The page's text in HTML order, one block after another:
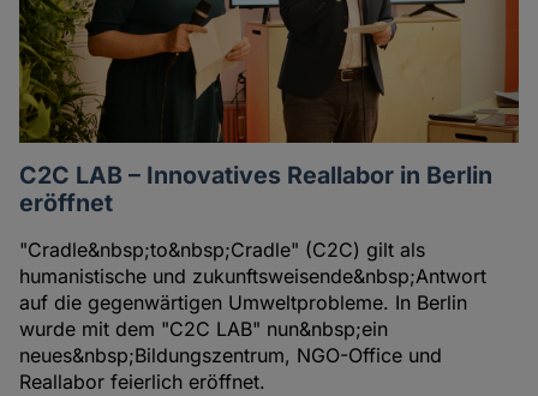
C2C LAB – Innovatives Reallabor in Berlin
eröffnet
"Cradle&nbsp;to&nbsp;Cradle" (C2C) gilt als
humanistische und zukunftsweisende&nbsp;Antwort
auf die gegenwärtigen Umweltprobleme. In Berlin
wurde mit dem "C2C LAB" nun&nbsp;ein
neues&nbsp;Bildungszentrum, NGO-Office und
Reallabor feierlich eröffnet.